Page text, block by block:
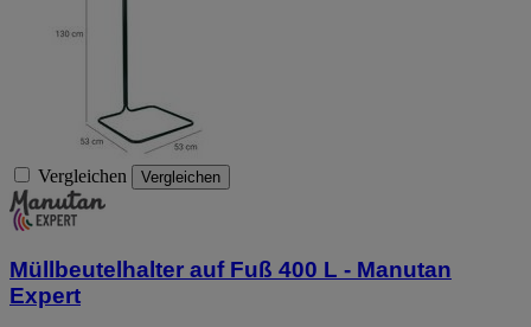
Vergleichen Vergleichen
Müllbeutelhalter auf Fuß 400 L - Manutan
Expert